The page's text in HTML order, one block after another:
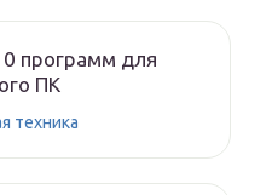
программ для
ПК
техника